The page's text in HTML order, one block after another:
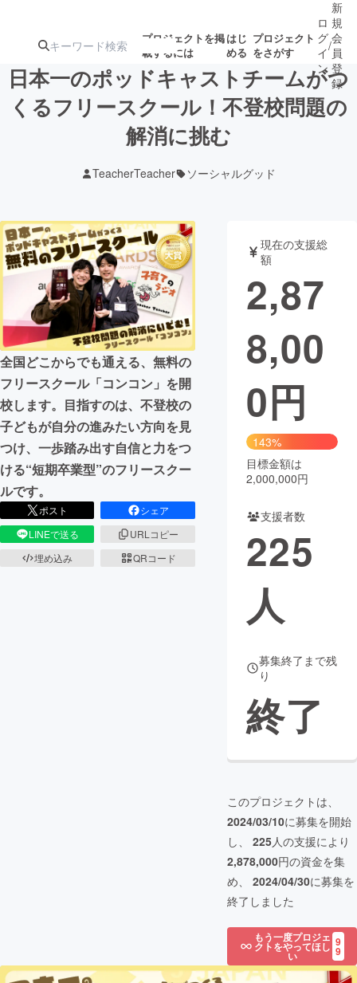
プロジェクトを掲
載するには
はじ
める
プロジェクト
をさがす
注目の新着プロ募集終了が近いプ
テクノロジー・ガジェット
映像・映画 書籍・雑誌
ビジネス・起業 チャレンジ
まちづくり・地域活性化
CAMPFIRE for Social Good
CAMPFIRE Creation
CAMPFIREふるさと納税
コミュニティ
ロ
グ
イ
ン
/
新
規
会
員
登
録
日本一のポッドキャストチームがつ
くるフリースクール！不登校問題の
解消に挑む
TeacherTeacher ソーシャルグッド
全国どこからでも通える、無料の
フリースクール「コンコン」を開
校します。目指すのは、不登校の
子どもが自分の進みたい方向を見
つけ、一歩踏み出す自信と力をつ
ける“短期卒業型”のフリースクー
ルです。
ポスト
シェア
LINEで送る
URLコピー
埋め込み
QRコード
現在の支援総
額
2,87
8,00
0円
143%
目標金額は
2,000,000円
支援者数
225
人
募集終了まで残
り
終了
このプロジェクトは、
2024/03/10に募集を開始
し、 225人の支援により
2,878,000円の資金を集
め、 2024/04/30に募集を
終了しました
もう一度プロジェ
クトをやってほし
い
9
9